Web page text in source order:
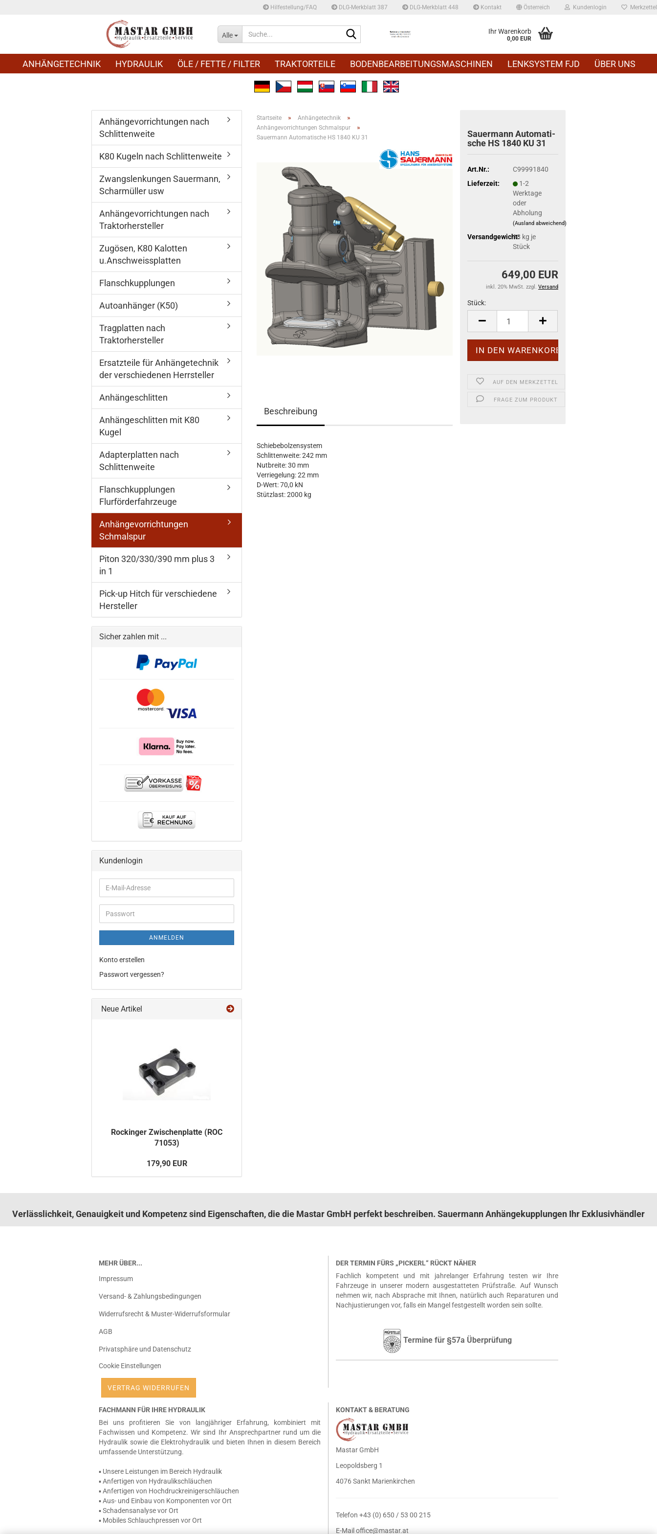
Hilfestellung/FAQ DLG-Merkblatt 387 DLG-Merkblatt 448 Kontakt Österreich Kundenlogin Merkzettel
Alle Ihr Warenkorb
0,00 EUR
ANHÄNGETECHNIK HYDRAULIK ÖLE / FETTE / FILTER TRAKTORTEILE BODENBEARBEITUNGSMASCHINEN LENKSYSTEM FJD ÜBER UNS
Startseite » Anhängetechnik »
Anhängevorrichtungen Schmalspur »
Sauermann Automatische HS 1840 KU 31
Sauer­mann Au­to­ma­ti­
sche HS 1840 KU 31
Art.Nr.:
C99991840
Lieferzeit:
1-2
Werktage
oder
Abholung
(Ausland abweichend)
Versandgewicht:
18 kg je
Stück
649,00 EUR
inkl. 20% MwSt. zzgl. Versand
Stück:
Stück
AUF DEN MERKZETTEL
FRAGE ZUM PRODUKT
Beschreibung
Schiebebolzensystem
Schlittenweite: 242 mm
Nutbreite: 30 mm
Verriegelung: 22 mm
D-Wert: 70,0 kN
Stützlast: 2000 kg
Anhängevorrichtungen nach
Schlittenweite
K80 Kugeln nach Schlittenweite
Zwangslenkungen Sauermann,
Scharmüller usw
Anhängevorrichtungen nach
Traktorhersteller
Zugösen, K80 Kalotten
u.Anschweissplatten
Flanschkupplungen
Autoanhänger (K50)
Tragplatten nach
Traktorhersteller
Ersatzteile für Anhängetechnik
der verschiedenen Herrsteller
Anhängeschlitten
Anhängeschlitten mit K80
Kugel
Adapterplatten nach
Schlittenweite
Flanschkupplungen
Flurförderfahrzeuge
Anhängevorrichtungen
Schmalspur
Piton 320/330/390 mm plus 3
in 1
Pick-up Hitch für verschiedene
Hersteller
Sicher zahlen mit ...
Kundenlogin
E-
Mail-
Adresse
Passwort
ANMELDEN
Konto erstellen
Passwort vergessen?
Neue Artikel
Ro­ck­in­ger Zwi­schen­plat­te (ROC
71053)
179,90 EUR
Verlässlichkeit, Genauigkeit und Kompetenz sind Eigenschaften, die die Mastar GmbH perfekt beschreiben. Sauermann Anhängekupplungen Ihr Exklusivhändler
MEHR ÜBER...
Impressum
Versand- & Zahlungsbedingungen
Widerrufsrecht & Muster-Widerrufsformular
AGB
Privatsphäre und Datenschutz
Cookie Einstellungen
DER TERMIN FÜRS „PICKERL“ RÜCKT NÄHER
Fachlich kompetent und mit jahrelanger Erfahrung testen wir Ihre
Fahrzeuge in unserer modern ausgestatteten Prüfstraße. Auf Wunsch
nehmen wir, nach Absprache mit Ihnen, natürlich auch Reparaturen und
Nachjustierungen vor, falls ein Mangel festgestellt worden sein sollte.
Termine für §57a Überprüfung
FACHMANN FÜR IHRE HYDRAULIK
Bei uns profitieren Sie von langjähriger Erfahrung, kombiniert mit
Fachwissen und Kompetenz. Wir sind Ihr Ansprechpartner rund um die
Hydraulik sowie die Elektrohydraulik und bieten Ihnen in diesem Bereich
umfassende Unterstützung.
▪ Unsere Leistungen im Bereich Hydraulik
▪ Anfertigen von Hydraulikschläuchen
▪ Anfertigen von Hochdruckreinigerschläuchen
▪ Aus- und Einbau von Komponenten vor Ort
▪ Schadensanalyse vor Ort
▪ Mobiles Schlauchpressen vor Ort
KONTAKT & BERATUNG
Mastar GmbH
Leopoldsberg 1
4076 Sankt Marienkirchen
Telefon +43 (0) 650 / 53 00 215
E-Mailoffice@mastar.at
VERTRAG WIDERRUFEN